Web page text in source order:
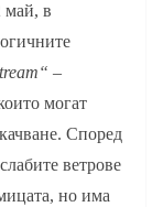
май, в
–
могат
Според
ветрове
но има